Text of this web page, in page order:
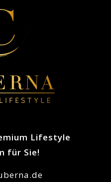
Lifestyle
für Sie!